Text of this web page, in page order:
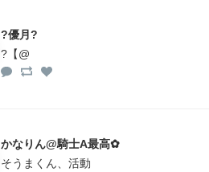
?優月?
?【@
かなりん‎@騎士A最高✿
そうまくん、活動